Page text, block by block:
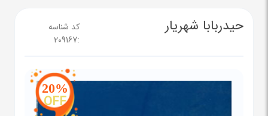
حیدربابا شهریار
کد شناسه
:
209167
20%
OFF